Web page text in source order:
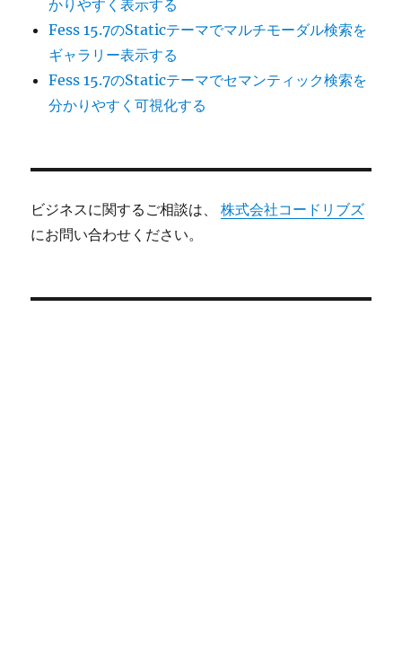
かりやすく表示する
Fess 15.7のStaticテーマでマルチモーダル検索を
ギャラリー表示する
Fess 15.7のStaticテーマでセマンティック検索を
分かりやすく可視化する
ビジネスに関するご相談は、株式会社コードリブズ
にお問い合わせください。